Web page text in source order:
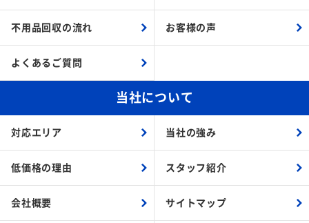
不用品回収の流れ お客様の声
よくあるご質問
当社について
対応エリア 当社の強み
低価格の理由 スタッフ紹介
会社概要 サイトマップ